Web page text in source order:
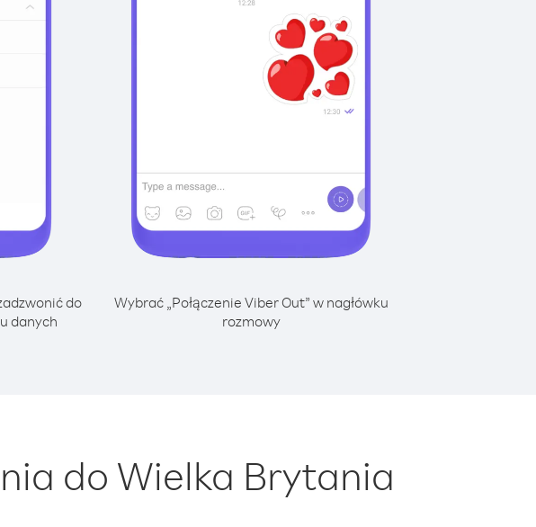
do
danych
Wybrać „Połączenie Viber Out” w nagłówku
rozmowy
do Wielka Brytania